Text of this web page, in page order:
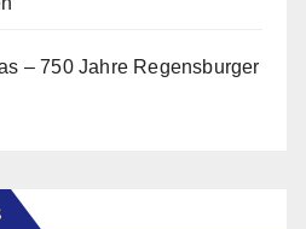
– 750 Jahre Regensburger